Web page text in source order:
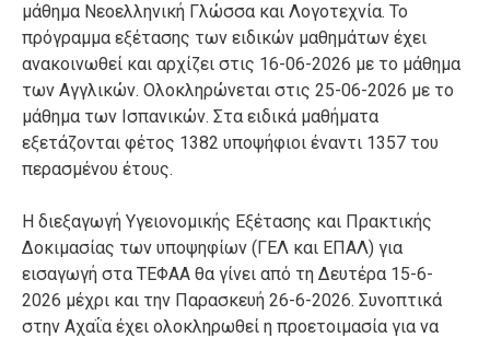
μάθημα Νεοελληνική Γλώσσα και Λογοτεχνία. Το
πρόγραμμα εξέτασης των ειδικών μαθημάτων έχει
ανακοινωθεί και αρχίζει στις 16-06-2026 με το μάθημα
των Αγγλικών. Ολοκληρώνεται στις 25-06-2026 με το
μάθημα των Ισπανικών. Στα ειδικά μαθήματα
εξετάζονται φέτος 1382 υποψήφιοι έναντι 1357 του
περασμένου έτους.
Η διεξαγωγή Υγειονομικής Εξέτασης και Πρακτικής
Δοκιμασίας των υποψηφίων (ΓΕΛ και ΕΠΑΛ) για
εισαγωγή στα ΤΕΦΑΑ θα γίνει από τη Δευτέρα 15-6-
2026 μέχρι και την Παρασκευή 26-6-2026. Συνοπτικά
στην Αχαΐα έχει ολοκληρωθεί η προετοιμασία για να